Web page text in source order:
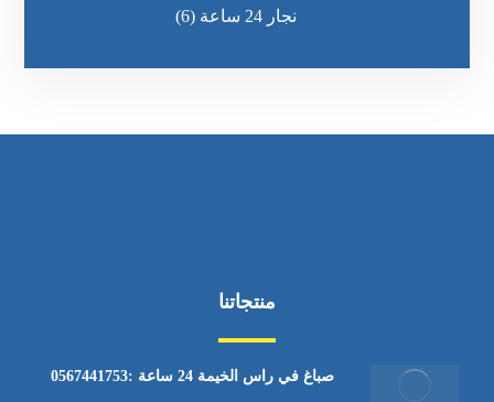
نجار 24 ساعة
(6)
منتجاتنا
صباغ في راس الخيمة 24 ساعة :0567441753